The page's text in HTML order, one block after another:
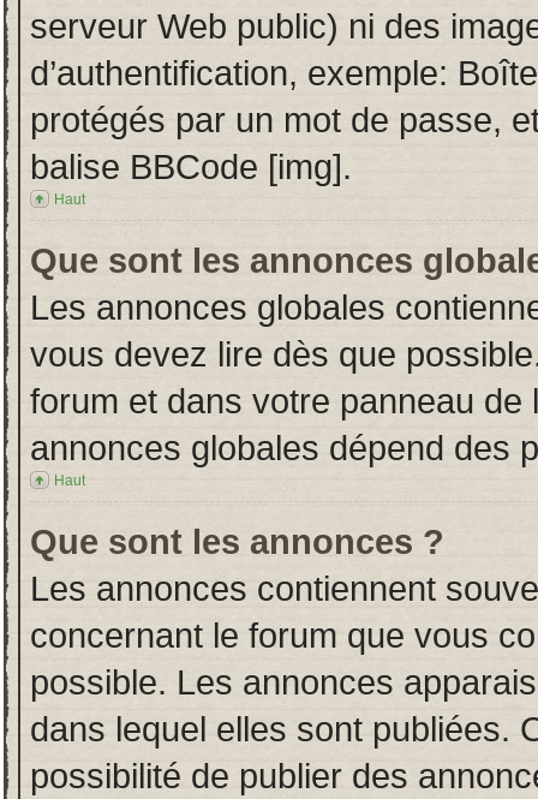
serveur Web public) ni des
d’authentification, exemple:
protégés par un mot de passe,
balise BBCode [img].
Haut
Que sont les annonces
Les annonces globales
vous devez lire dès que
forum et dans votre panneau de
annonces globales dépend des
Haut
Que sont les annonces ?
Les annonces contiennent
concernant le forum que vous
possible. Les annonces
dans lequel elles sont publiées.
possibilité de publier des